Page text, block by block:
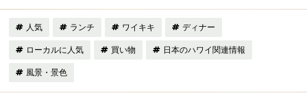
人気 ランチ ワイキキ ディナー
ローカルに人気 買い物 日本のハワイ関連情報
風景・景色